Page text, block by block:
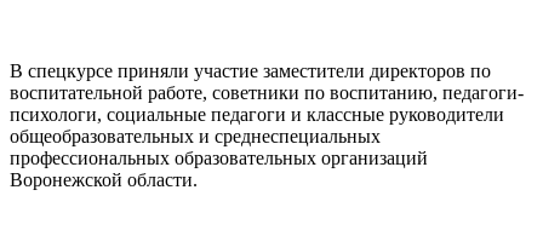
В спецкурсе приняли участие заместители директоров по
воспитательной работе, советники по воспитанию, педагоги-
психологи, социальные педагоги и классные руководители
общеобразовательных и среднеспециальных
профессиональных образовательных организаций
Воронежской области.